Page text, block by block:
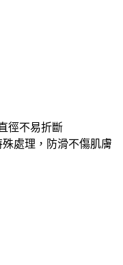
徑不易折斷
處理，防滑不傷肌膚